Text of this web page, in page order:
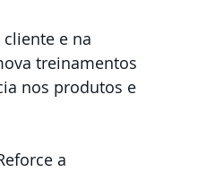
e na
treinamentos
nos produtos e
a